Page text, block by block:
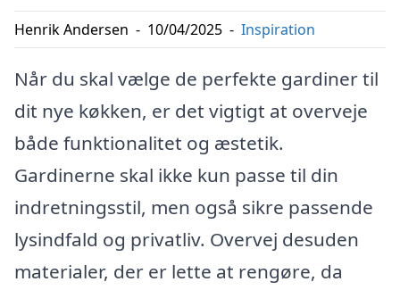
Henrik Andersen - 10/04/2025 - Inspiration
Når du skal vælge de perfekte gardiner til
dit nye køkken, er det vigtigt at overveje
både funktionalitet og æstetik.
Gardinerne skal ikke kun passe til din
indretningsstil, men også sikre passende
lysindfald og privatliv. Overvej desuden
materialer, der er lette at rengøre, da